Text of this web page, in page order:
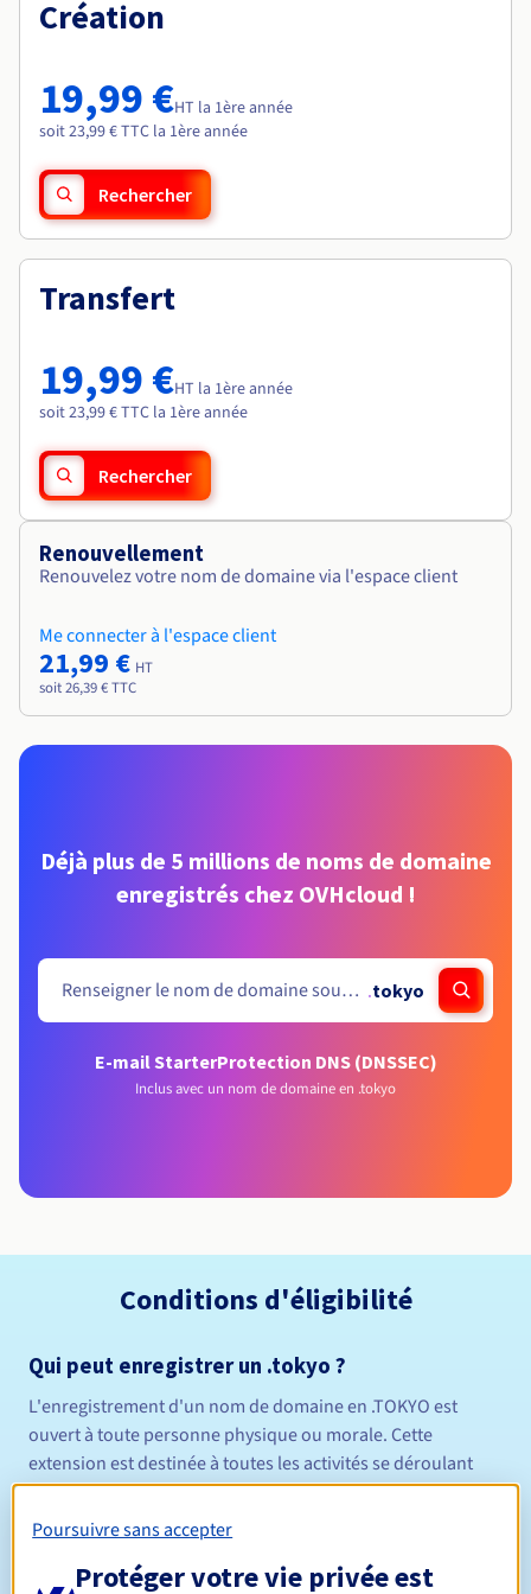
Tarifs
Roadmap & Changelog
Observabilité
Roadmap & Changelog
Roadmap & Changelog
Roadmap & Changelog
Roadmap & Changelog
Création
19,99 €HT la 1ère année
soit 23,99 € TTC la 1ère année
Rechercher
Transfert
19,99 €HT la 1ère année
soit 23,99 € TTC la 1ère année
Rechercher
Renouvellement
Renouvelez votre nom de domaine via l'espace client
Me connecter à l'espace client
21,99 € HT
soit 26,39 € TTC
Déjà plus de 5 millions de noms de domaine
enregistrés chez OVHcloud !
.tokyo
E-mail StarterProtection DNS (DNSSEC)
Inclus avec un nom de domaine en .tokyo
Conditions d'éligibilité
Qui peut enregistrer un .tokyo ?
L'enregistrement d'un nom de domaine en .TOKYO est
ouvert à toute personne physique ou morale. Cette
extension est destinée à toutes les activités se déroulant
dans la ville de Tokyo, la capitale du Japon.
Règles de gestion et notifications
Durée de réservation Entre 1 et 10 ans
Poursuivre sans accepter
Protéger votre vie privée est